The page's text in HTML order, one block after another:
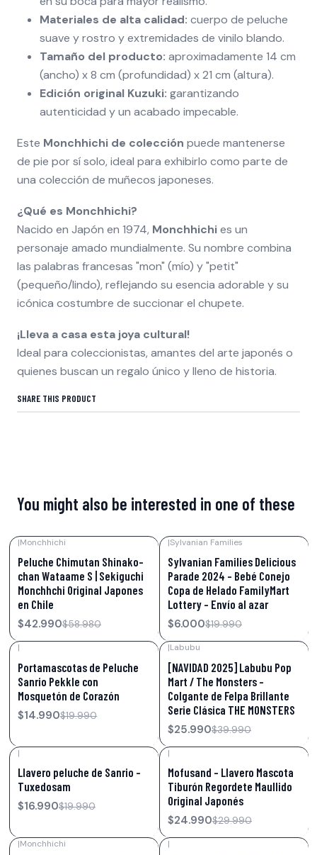
Materiales de alta calidad: cuerpo de peluche
suave y rostro y extremidades de vinilo blando.
Tamaño del producto: aproximadamente 14 cm
(ancho) x 8 cm (profundidad) x 21 cm (altura).
Edición original Kuzuki: garantizando
autenticidad y un acabado impecable.
Este Monchhichi de colección puede mantenerse
de pie por sí solo, ideal para exhibirlo como parte de
una colección de muñecos japoneses.
¿Qué es Monchhichi?
Nacido en Japón en 1974, Monchhichies un
personaje amado mundialmente. Su nombre combina
las palabras francesas "mon" (mío) y "petit"
(pequeño/lindo), reflejando su esencia adorable y su
icónica costumbre de succionar el chupete.
¡Lleva a casa esta joya cultural!
Ideal para coleccionistas, amantes del arte japonés o
quienes buscan un regalo único y lleno de historia.
SHARE THIS PRODUCT
You might also be interested in one of these
|Monchhichi
Peluche Chimutan Shinako-
chan Wataame S | Sekiguchi
Monchhchi Original Japones
en Chile
$42.990$58.980
|Sylvanian Families
Sylvanian Families Delicious
Parade 2024 – Bebé Conejo
Copa de Helado FamilyMart
Lottery - Envío al azar
$6.000$19.990
|
Portamascotas de Peluche
Sanrio Pekkle con
Mosquetón de Corazón
$14.990$19.990
|Labubu
[NAVIDAD 2025] Labubu Pop
Mart / The Monsters -
Colgante de Felpa Brillante
Serie Clásica THE MONSTERS
$25.990$39.990
|
Llavero peluche de Sanrio –
Tuxedosam
$16.990$19.990
|
Mofusand – Llavero Mascota
Tiburón Regordete Maullido
Original Japonés
$24.990$29.990
|Monchhichi |